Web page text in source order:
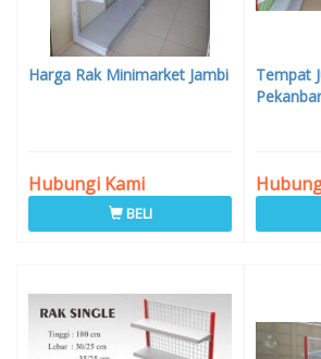
Harga Rak Minimarket Jambi
Hubungi Kami
BELI
Tempat